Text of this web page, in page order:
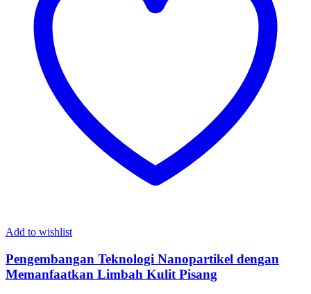
Add to wishlist
Pengembangan Teknologi Nanopartikel dengan
Memanfaatkan Limbah Kulit Pisang